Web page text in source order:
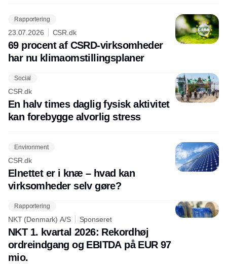
Rapportering
23.07.2026 CSR.dk
69 procent af CSRD-virksomheder
har nu klimaomstillingsplaner
Social
CSR.dk
En halv times daglig fysisk aktivitet
kan forebygge alvorlig stress
Environment
CSR.dk
Elnettet er i knæ – hvad kan
virksomheder selv gøre?
Rapportering
NKT (Denmark) A/S Sponseret
NKT 1. kvartal 2026: Rekordhøj
ordreindgang og EBITDA på EUR 97
mio.